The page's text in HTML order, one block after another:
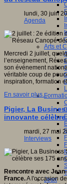
Arts et
Jeux
lundi, 30 juin
Agenda
Mercredi 2 juillet,
l’enseignement,
son événement
véritable coup de
inspiration, formation
En savoir plus...
Pigier, La
innovante célèbre
mardi, 27 mai
Interviews
Rencontre avec
France.A l'occasion